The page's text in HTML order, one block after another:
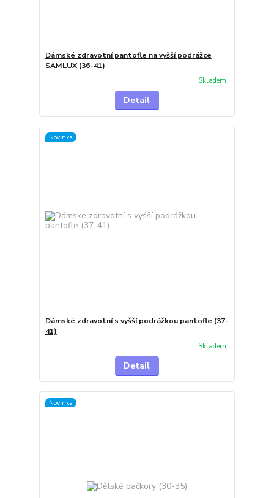
Dámské zdravotní pantofle na vyšší podrážce
SAMLUX (36-41)
Skladem
Detail
Novinka
Dámské zdravotní s vyšší podrážkou pantofle (37-
41)
Skladem
Detail
Novinka